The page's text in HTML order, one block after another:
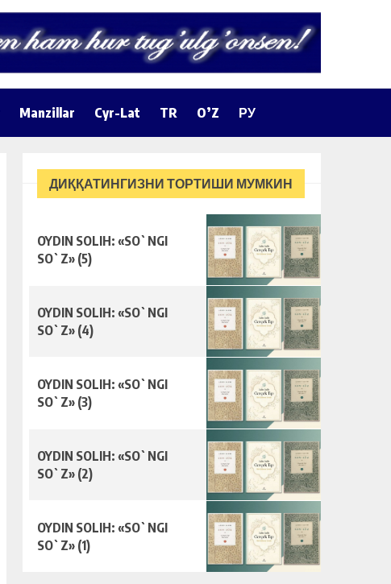
Manzillar Cyr-Lat TR O’Z РУ
ДИҚҚАТИНГИЗНИ ТОРТИШИ МУМКИН
OYDIN SOLIH: «SO`NGI
SO`Z» (5)
OYDIN SOLIH: «SO`NGI
SO`Z» (4)
OYDIN SOLIH: «SO`NGI
SO`Z» (3)
OYDIN SOLIH: «SO`NGI
SO`Z» (2)
OYDIN SOLIH: «SO`NGI
SO`Z» (1)